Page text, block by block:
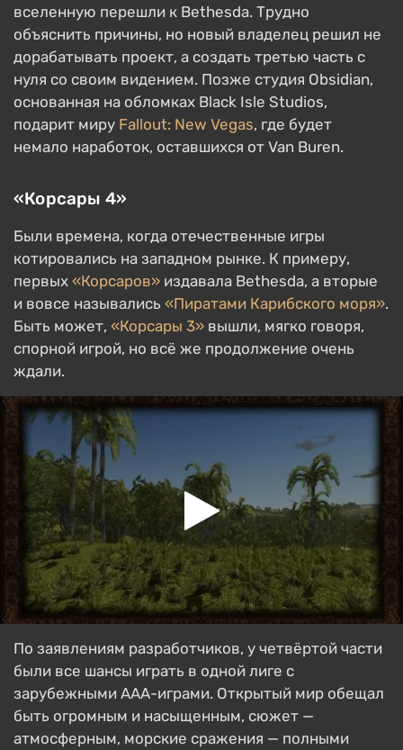
вселенную перешли к Bethesda. Трудно
объяснить причины, но новый владелец решил не
дорабатывать проект, а создать третью часть с
нуля со своим видением. Позже студия Obsidian,
основанная на обломках Black Isle Studios,
подарит миру Fallout: New Vegas, где будет
немало наработок, оставшихся от Van Buren.
«Корсары 4»
Были времена, когда отечественные игры
котировались на западном рынке. К примеру,
первых «Корсаров» издавала Bethesda, а вторые
и вовсе назывались «Пиратами Карибского моря».
Быть может, «Корсары 3» вышли, мягко говоря,
спорной игрой, но всё же продолжение очень
ждали.
По заявлениям разработчиков, у четвёртой части
были все шансы играть в одной лиге с
зарубежными ААА-играми. Открытый мир обещал
быть огромным и насыщенным, сюжет —
атмосферным, морские сражения — полными